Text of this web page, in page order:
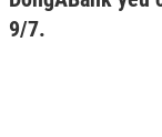
9/7.